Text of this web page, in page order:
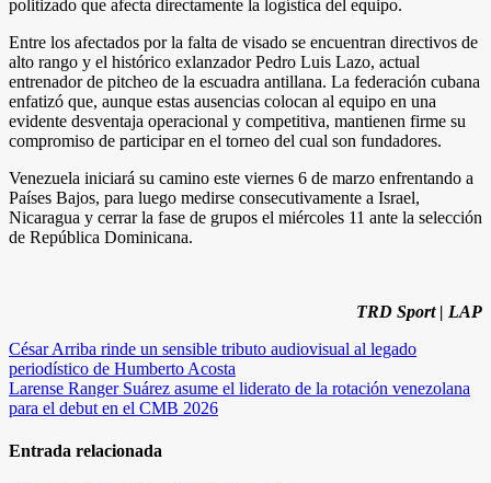
politizado que afecta directamente la logística del equipo.
Entre los afectados por la falta de visado se encuentran directivos de
alto rango y el histórico exlanzador Pedro Luis Lazo, actual
entrenador de pitcheo de la escuadra antillana. La federación cubana
enfatizó que, aunque estas ausencias colocan al equipo en una
evidente desventaja operacional y competitiva, mantienen firme su
compromiso de participar en el torneo del cual son fundadores.
Venezuela iniciará su camino este viernes 6 de marzo enfrentando a
Países Bajos, para luego medirse consecutivamente a Israel,
Nicaragua y cerrar la fase de grupos el miércoles 11 ante la selección
de República Dominicana.
TRD Sport | LAP
Navegación
de
entradas
César Arriba rinde un sensible tributo audiovisual al legado
periodístico de Humberto Acosta
Larense Ranger Suárez asume el liderato de la rotación venezolana
para el debut en el CMB 2026
Entrada relacionada